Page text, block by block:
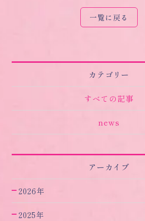
カテゴリー
すべての記事
news
アーカイブ
2026年
2025年
一覧に戻る